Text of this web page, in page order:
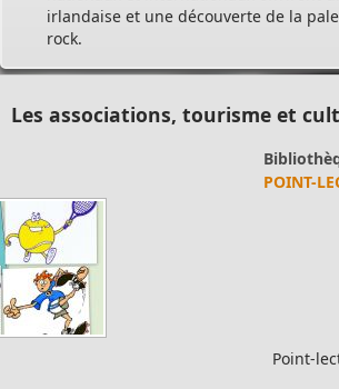
irlandaise et une découverte de la
rock.
Les associations, tourisme et
Point-lecture Responsable : Mme